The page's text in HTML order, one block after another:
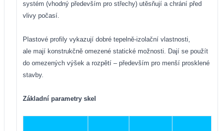
systém (vhodný především pro střechy) utěsňují a chrání před
vlivy počasí.
Plastové profily vykazují dobré tepelně-izolační vlastnosti,
ale mají konstrukčně omezené statické možnosti. Dají se použít
do omezených výšek a rozpětí – především pro menší prosklené
stavby.
Základní parametry skel